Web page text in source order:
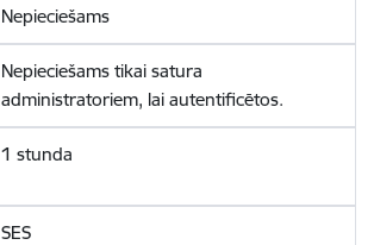
Nepieciešams
Nepieciešams tikai satura
administratoriem, lai autentificētos.
1 stunda
SES